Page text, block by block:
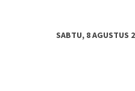
SABTU, 8 AGUSTUS